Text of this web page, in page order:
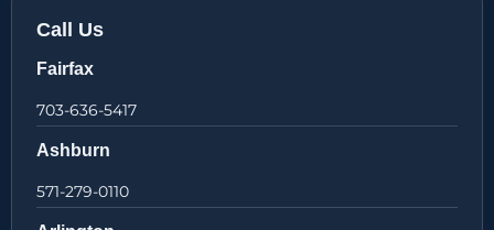
Call Us
Fairfax
703-636-5417
Ashburn
571-279-0110